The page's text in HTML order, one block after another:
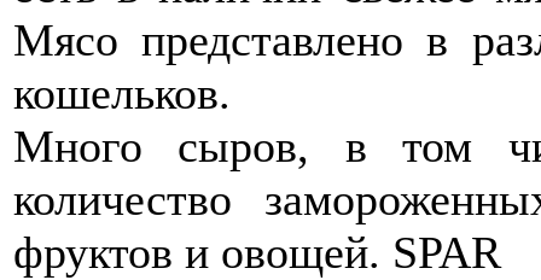
Мясо представлено в
кошельков.
Много сыров, в том
количество
фруктов и овощей. SPAR